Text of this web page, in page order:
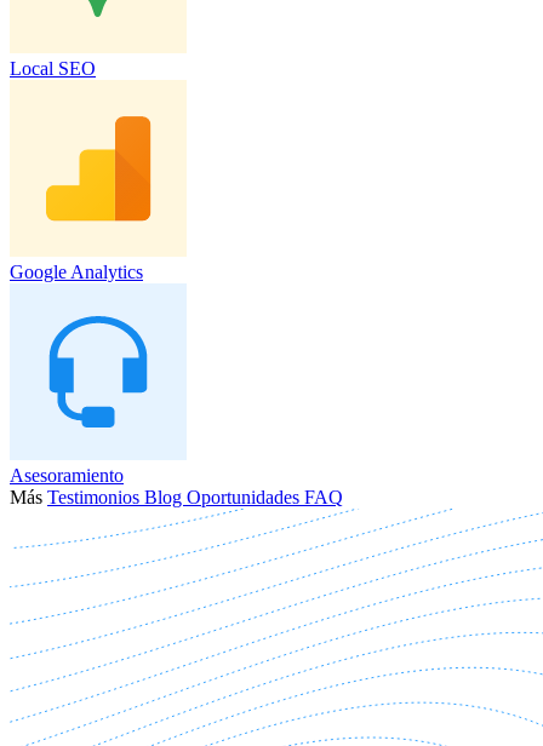
Local SEO
Google Analytics
Asesoramiento
Más Testimonios Blog Oportunidades FAQ